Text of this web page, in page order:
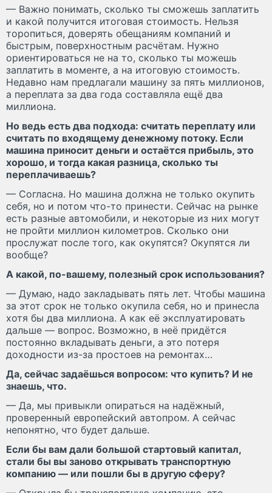
— Важно понимать, сколько ты сможешь заплатить
и какой получится итоговая стоимость. Нельзя
торопиться, доверять обещаниям компаний и
быстрым, поверхностным расчётам. Нужно
ориентироваться не на то, сколько ты можешь
заплатить в моменте, а на итоговую стоимость.
Недавно нам предлагали машину за пять миллионов,
а переплата за два года составляла ещё два
миллиона.
Но ведь есть два подхода: считать переплату или
считать по входящему денежному потоку. Если
машина приносит деньги и остаётся прибыль, это
хорошо, и тогда какая разница, сколько ты
переплачиваешь?
— Согласна. Но машина должна не только окупить
себя, но и потом что-то принести. Сейчас на рынке
есть разные автомобили, и некоторые из них могут
не пройти миллион километров. Сколько они
прослужат после того, как окупятся? Окупятся ли
вообще?
А какой, по-вашему, полезный срок использования?
— Думаю, надо закладывать пять лет. Чтобы машина
за этот срок не только окупила себя, но и принесла
хотя бы два миллиона. А как её эксплуатировать
дальше — вопрос. Возможно, в неё придётся
постоянно вкладывать деньги, а это потеря
доходности из-за простоев на ремонтах…
Да, сейчас задаёшься вопросом: что купить? И не
знаешь, что.
— Да, мы привыкли опираться на надёжный,
проверенный европейский автопром. А сейчас
непонятно, что будет дальше.
Если бы вам дали большой стартовый капитал,
стали бы вы заново открывать транспортную
компанию — или пошли бы в другую сферу?